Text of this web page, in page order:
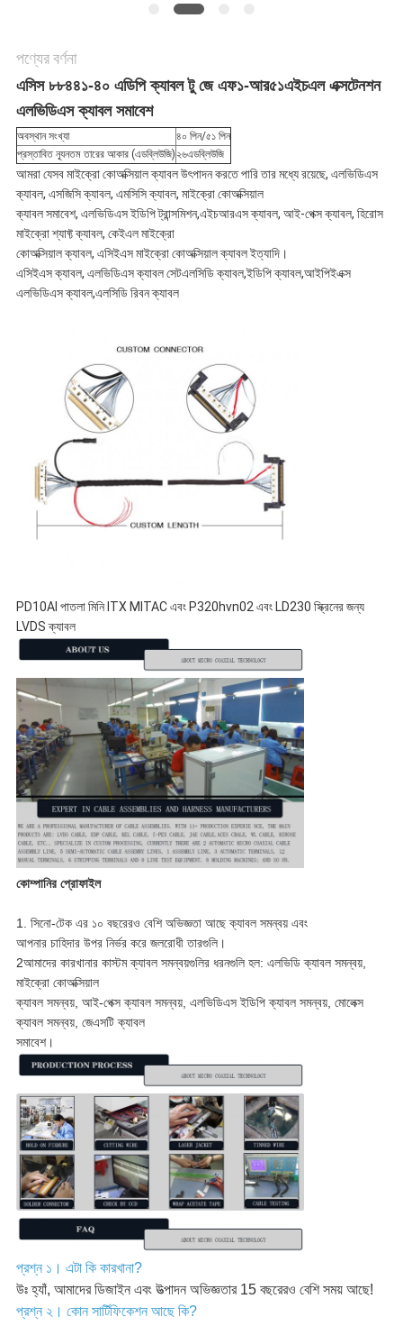
গোপনীয়তা
নীতি
পণ্যের বর্ণনা
এসিস ৮৮৪৪১-৪০ এডিপি ক্যাবল টু জে এফ১-আর৫১এইচএল এক্সটেনশন
এলভিডিএস ক্যাবল সমাবেশ
অবস্থান সংখ্যা
৪০ পিন/৫১ পিন
প্রস্তাবিত ন্যূনতম তারের আকার (এডব্লিউজি)২৬এডব্লিউজি
আমরা যেসব মাইক্রো কোঅক্সিয়াল ক্যাবল উৎপাদন করতে পারি তার মধ্যে রয়েছে, এলভিডিএস
ক্যাবল, এসজিসি ক্যাবল, এমসিসি ক্যাবল, মাইক্রো কোঅক্সিয়াল
ক্যাবল সমাবেশ, এলভিডিএস ইডিপি ট্রান্সমিশন,এইচআরএস ক্যাবল, আই-পেক্স ক্যাবল, হিরোস
মাইক্রো শ্যাফ্ট ক্যাবল, কেইএল মাইক্রো
কোঅক্সিয়াল ক্যাবল, এসিইএস মাইক্রো কোঅক্সিয়াল ক্যাবল ইত্যাদি।
এসিইএস ক্যাবল, এলভিডিএস ক্যাবল সেটএলসিডি ক্যাবল,ইডিপি ক্যাবল,আইপিইএক্স
এলভিডিএস ক্যাবল,এলসিডি রিবন ক্যাবল
PD10AI পাতলা মিনি ITX MITAC এবং P320hvn02 এবং LD230 স্ক্রিনের জন্য
LVDS ক্যাবল
কোম্পানির প্রোফাইল
1. সিনো-টেক এর ১০ বছরেরও বেশি অভিজ্ঞতা আছে ক্যাবল সমন্বয় এবং
আপনার চাহিদার উপর নির্ভর করে জলরোধী তারগুলি।
2আমাদের কারখানার কাস্টম ক্যাবল সমন্বয়গুলির ধরনগুলি হল: এলভিডি ক্যাবল সমন্বয়,
মাইক্রো কোঅক্সিয়াল
ক্যাবল সমন্বয়, আই-পেক্স ক্যাবল সমন্বয়, এলভিডিএস ইডিপি ক্যাবল সমন্বয়, মোলেক্স
ক্যাবল সমন্বয়, জেএসটি ক্যাবল
সমাবেশ।
প্রশ্ন ১। এটা কি কারখানা?
উঃ হ্যাঁ, আমাদের ডিজাইন এবং উত্পাদন অভিজ্ঞতার 15 বছরেরও বেশি সময় আছে!
প্রশ্ন ২। কোন সার্টিফিকেশন আছে কি?